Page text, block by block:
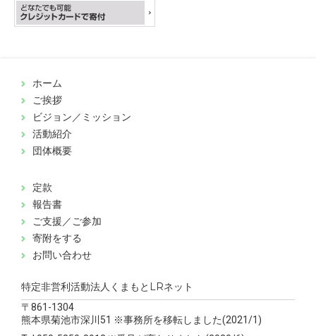
ホーム
ご挨拶
ビジョン／ミッション
活動紹介
団体概要
定款
報告書
ご支援／ご参加
寄附をする
お問い合わせ
特定非営利活動法人くまもとLRネット
〒861-1304
熊本県菊池市深川51 ※事務所を移転しました(2021/1)